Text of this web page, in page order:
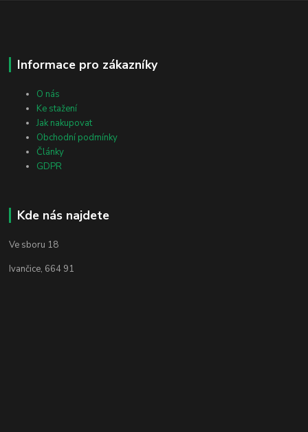
Informace pro zákazníky
O nás
Ke stažení
Jak nakupovat
Obchodní podmínky
Články
GDPR
Kde nás najdete
Ve sboru 18
Ivančice, 664 91